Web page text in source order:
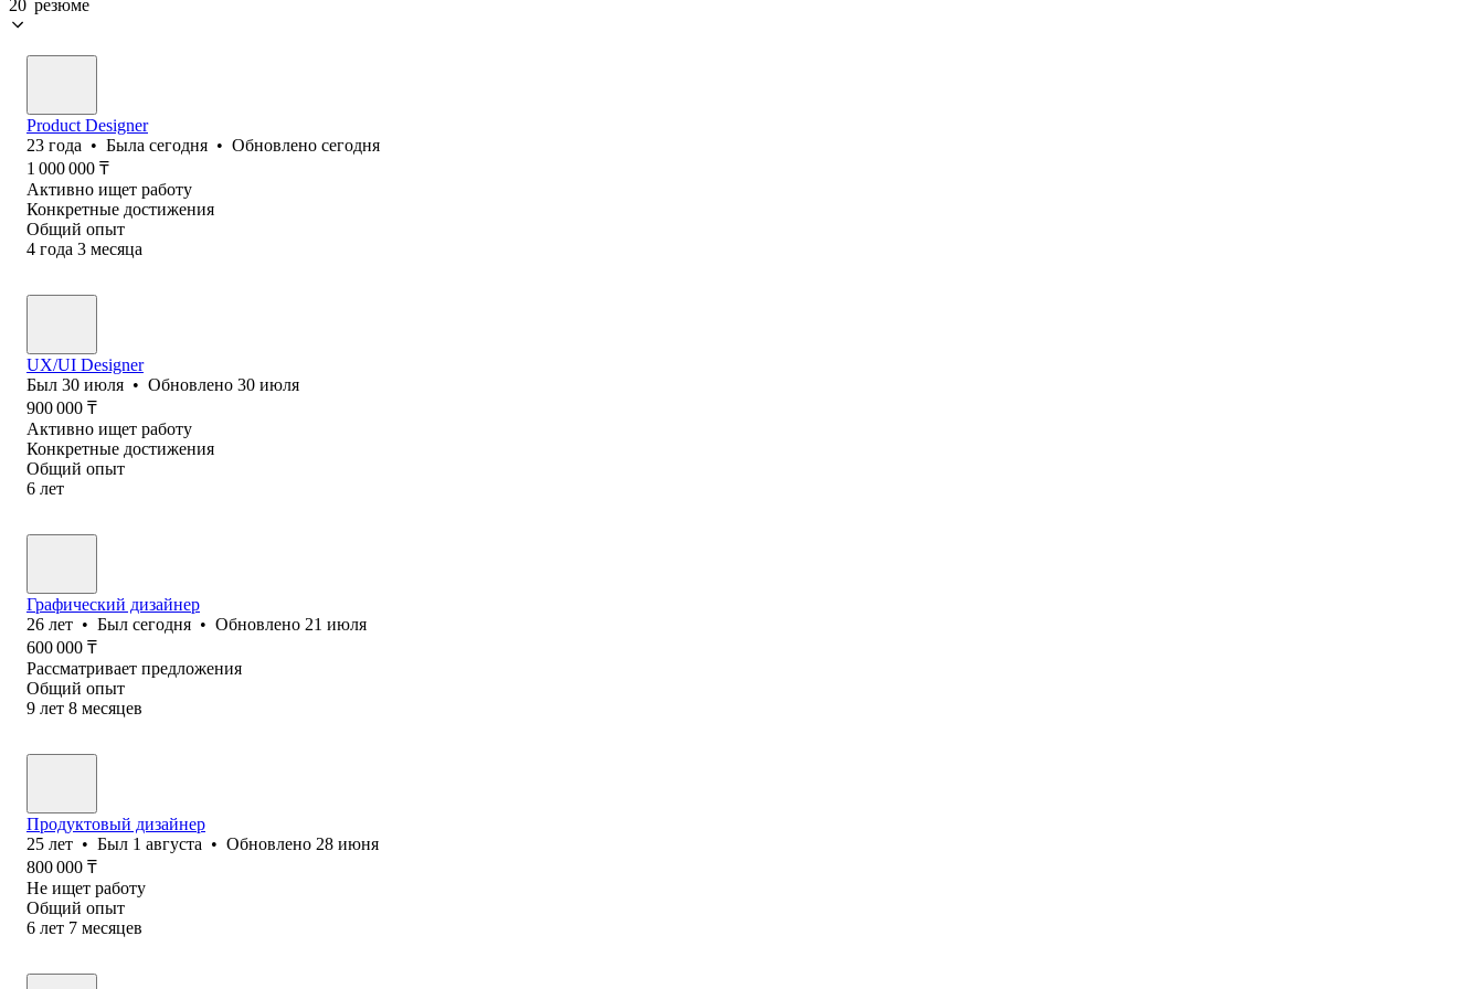
20 резюме
Product Designer
23 года • Была сегодня • Обновлено сегодня
1 000 000 ₸
Активно ищет работу
Конкретные достижения
Общий опыт
4 года 3 месяца
UX/UI Designer
Был 30 июля • Обновлено 30 июля
900 000 ₸
Активно ищет работу
Конкретные достижения
Общий опыт
6 лет
Графический дизайнер
26 лет • Был сегодня • Обновлено 21 июля
600 000 ₸
Рассматривает предложения
Общий опыт
9 лет 8 месяцев
Продуктовый дизайнер
25 лет • Был 1 августа • Обновлено 28 июня
800 000 ₸
Не ищет работу
Общий опыт
6 лет 7 месяцев